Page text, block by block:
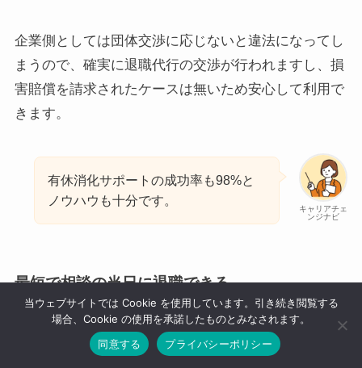
企業側としては団体交渉に応じないと違法になってし
まうので、確実に退職代行の交渉が行われますし、損
害賠償を請求されたケースは無いため安心して利用で
きます。
キャリアチェ
ンジナビ
有休消化サポートの成功率も98%と
ノウハウも十分です。
最短で相談の当日に退職できる
『退職代行SARABA』は、親切かつスピーディな対応
をしてくれる点が魅力です。
当ウェブサイトでは Cookie を使用しています。引き続き閲覧する
場合、Cookie の使用を承諾したものとみなされます。
同意する
プライバシーポリシー